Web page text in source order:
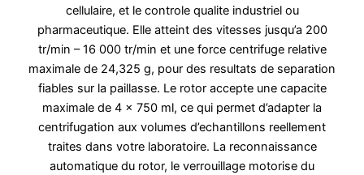
cellulaire, et le controle qualite industriel ou
pharmaceutique. Elle atteint des vitesses jusqu’a 200
tr/min – 16 000 tr/min et une force centrifuge relative
maximale de 24,325 g, pour des resultats de separation
fiables sur la paillasse. Le rotor accepte une capacite
maximale de 4 x 750 ml, ce qui permet d’adapter la
centrifugation aux volumes d’echantillons reellement
traites dans votre laboratoire. La reconnaissance
automatique du rotor, le verrouillage motorise du